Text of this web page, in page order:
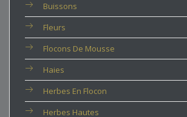
Buissons
Fleurs
Flocons De Mousse
Haies
Herbes En Flocon
Herbes Hautes